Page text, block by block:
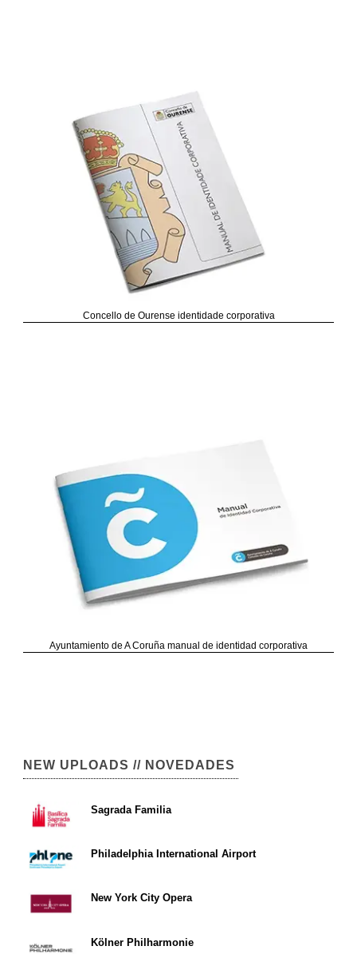
Concello de Ourense identidade corporativa
Ayuntamiento de A Coruña manual de identidad corporativa
NEW UPLOADS // NOVEDADES
Sagrada Familia
Philadelphia International Airport
New York City Opera
Kölner Philharmonie